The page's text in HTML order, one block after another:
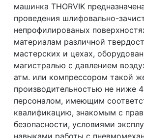
машинка THORVIK
проведения шлифовально-
непрофилированых
материалам различной
мастерских и цехах,
магистралью с давлением
атм. или компрессором такой
производительностью не ниже
персоналом, имеющим
квалификацию, знакомым с
безопасности, условиями
навыками работы с